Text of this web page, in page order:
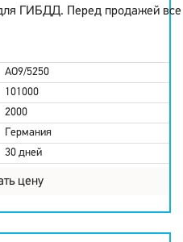
ГИБДД. Перед продажей все
AO9/5250
101000
2000
Германия
30 дней
цену